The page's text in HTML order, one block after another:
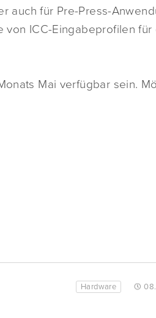
auch für Pre-Press-
ICC-Eingabeprofilen
Mai verfügbar sein.
Hardware